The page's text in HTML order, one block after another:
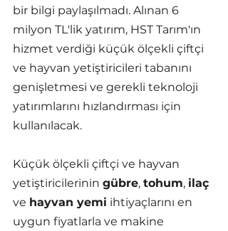
bir bilgi paylaşılmadı. Alınan 6
milyon TL'lik yatırım, HST Tarım'ın
hizmet verdiği küçük ölçekli çiftçi
ve hayvan yetiştiricileri tabanını
genişletmesi ve gerekli teknoloji
yatırımlarını hızlandırması için
kullanılacak.
Küçük ölçekli çiftçi ve hayvan
yetiştiricilerinin gübre, tohum, ilaç
ve hayvan yemi ihtiyaçlarını en
uygun fiyatlarla ve makine